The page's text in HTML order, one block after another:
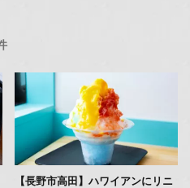
【長野市高田】ハワイアンにリニ